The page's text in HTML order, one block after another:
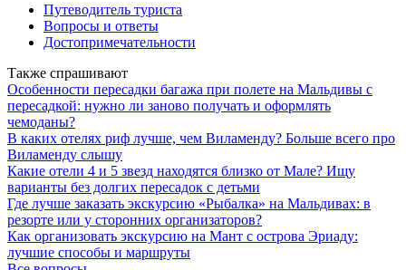
Путеводитель туриста
Вопросы и ответы
Достопримечательности
Также спрашивают
Особенности пересадки багажа при полете на Мальдивы с
пересадкой: нужно ли заново получать и оформлять
чемоданы?
В каких отелях риф лучше, чем Виламенду? Больше всего про
Виламенду слышу
Какие отели 4 и 5 звезд находятся близко от Мале? Ищу
варианты без долгих пересадок с детьми
Где лучше заказать экскурсию «Рыбалка» на Мальдивах: в
резорте или у сторонних организаторов?
Как организовать экскурсию на Мант с острова Эриаду:
лучшие способы и маршруты